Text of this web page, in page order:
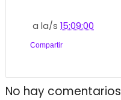
a la/s15:09:00
Compartir
No hay comentarios